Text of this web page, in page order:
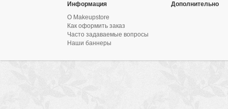
Информация
О Makeupstore
Как оформить заказ
Часто задаваемые вопросы
Наши баннеры
Дополнительно